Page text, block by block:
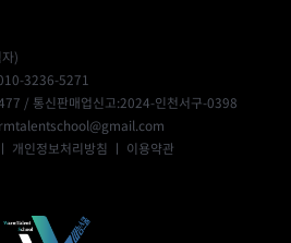
)
3236-5271
/ 통신판매업신고:2024-인천서구-0398
개인정보처리방침 ㅣ 이용약관